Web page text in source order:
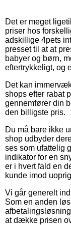
Det er meget
priser hos
adskillige 4pets
presset til at at
babyer og børn,
eftertrykkeligt, og
Det kan
shops efter rabat
gennemfører din
den billigste pris.
Du må bare ikke
shop udbyder
ses som ufattelig
indikator for en
er i hvert fald en
kunde imod
Vi går generelt
Som en anden
at dække prisen